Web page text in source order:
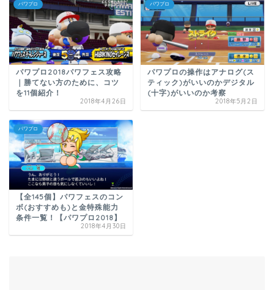
パワプロ
パワプロ2018パワフェス攻略
｜勝てない方のために、コツ
を11個紹介！
2018年4月26日
パワプロ
パワプロの操作はアナログ(ス
ティック)がいいのかデジタル
(十字)がいいのか考察
2018年5月2日
パワプロ
【全145個】パワフェスのコン
ボ(おすすめも)と金特殊能力
条件一覧！【パワプロ2018】
2018年4月30日